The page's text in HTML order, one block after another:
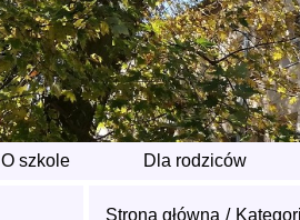
O szkole Dla rodziców
Strona główna